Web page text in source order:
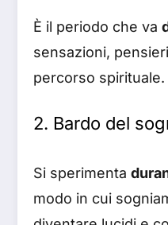
È il periodo che va
sensazioni,
percorso
2. Bardo del
Si sperimenta
modo in cui